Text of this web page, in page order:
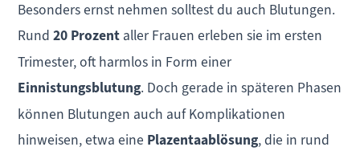
Besonders ernst nehmen solltest du auch Blutungen.
Rund20 Prozent aller Frauen erleben sie im ersten
Trimester, oft harmlos in Form einer
Einnistungsblutung. Doch gerade in späteren Phasen
können Blutungen auch auf Komplikationen
hinweisen, etwa eine Plazentaablösung, die in rund